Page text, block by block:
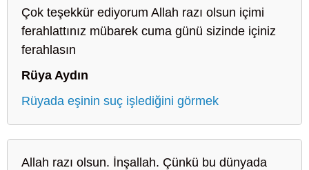
Çok teşekkür ediyorum Allah razı olsun içimi
ferahlattınız mübarek cuma günü sizinde içiniz
ferahlasın
Rüya Aydın
Rüyada eşinin suç işlediğini görmek
Allah razı olsun. İnşallah. Çünkü bu dünyada